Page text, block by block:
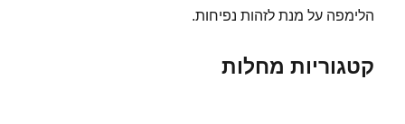
הלימפה על מנת לזהות נפיחות.
קטגוריות מחלות